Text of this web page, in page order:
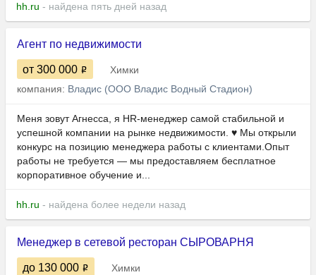
hh.ru - найдена пять дней назад
Агент по недвижимости
от 300 000
Химки
компания: Владис (ООО Владис Водный Стадион)
Меня зовут Агнесса, я HR-менеджер самой стабильной и
успешной компании на рынке недвижимости. ♥ Мы открыли
конкурс на позицию менеджера работы с клиентами.Опыт
работы не требуется — мы предоставляем бесплатное
корпоративное обучение и...
hh.ru - найдена более недели назад
Менеджер в сетевой ресторан СЫРОВАРНЯ
до 130 000
Химки